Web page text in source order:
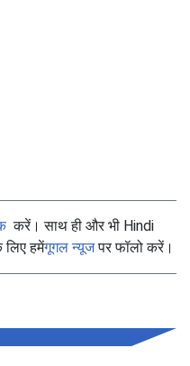
करें। साथ ही और भी Hindi
लिए हमेंगूगल न्यूजपर फॉलो करें।